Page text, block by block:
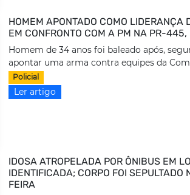
HOMEM APONTADO COMO LIDERANÇA
EM CONFRONTO COM A PM NA PR-
Homem de 34 anos foi baleado após,
apontar uma arma contra equipes da
Policial
Ler artigo
IDOSA ATROPELADA POR ÔNIBUS EM
IDENTIFICADA; CORPO FOI SEPULTADO
FEIRA